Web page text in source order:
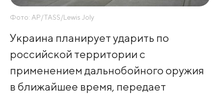
Фото: AP/TASS/Lewis Joly
Украина планирует ударить по
российской территории с
применением дальнобойного оружия
в ближайшее время, передает